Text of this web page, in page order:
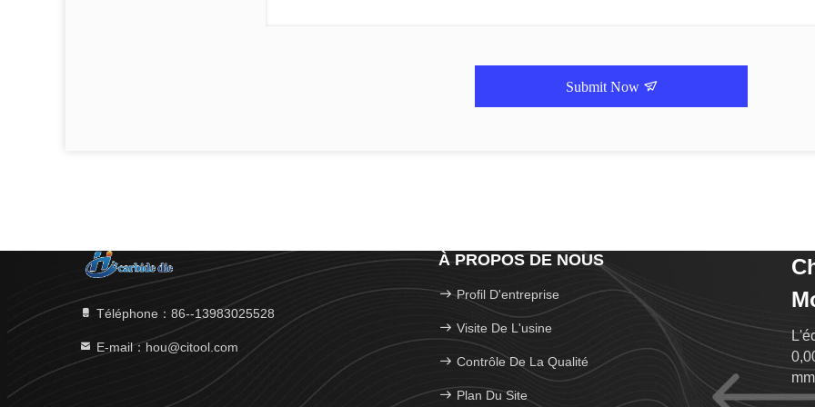
Submit Now
Téléphone：86--13983025528
E-mail：hou@citool.com
À PROPOS DE NOUS
Profil D'entreprise
Visite De L'usine
Contrôle De La Qualité
Plan Du Site